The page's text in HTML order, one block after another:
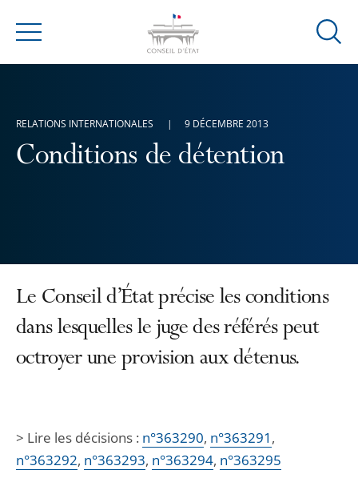
Menu
Ouvrir
Conditions de détention
RELATIONS INTERNATIONALES 9 DÉCEMBRE 2013
Le Conseil d’État précise les conditions
dans lesquelles le juge des référés peut
octroyer une provision aux détenus.
> Lire les décisions : n°363290, n°363291 ,
n°363292, n°363293, n°363294, n°363295